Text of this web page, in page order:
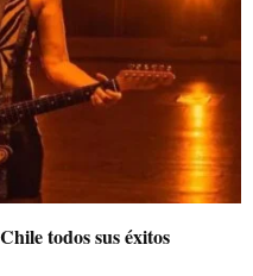
todos sus éxitos